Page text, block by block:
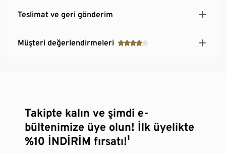
Teslimat ve geri gönderim
Müşteri değerlendirmeleri
Takipte kalın ve şimdi e-
bültenimize üye olun! İlk üyelikte
%10 İNDİRİM fırsatı!¹